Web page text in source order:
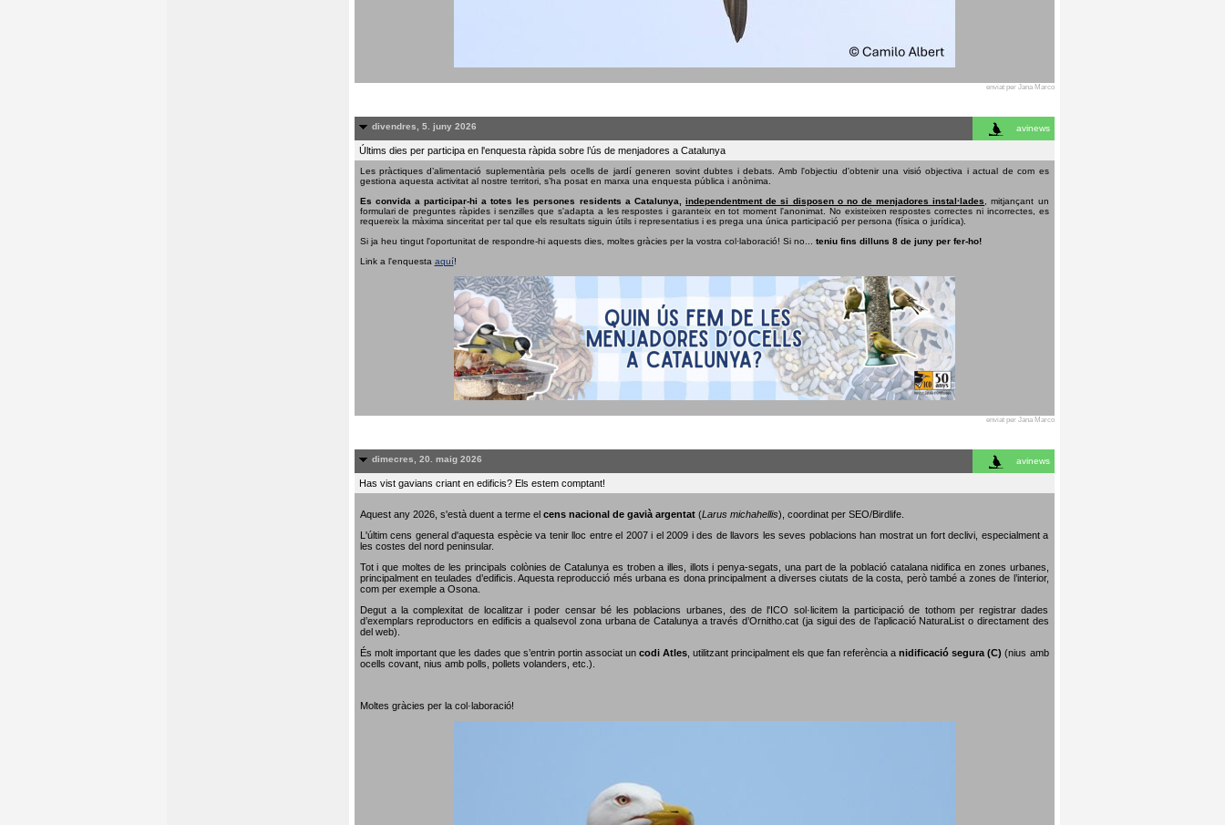
enviat per Jana Marco
divendres, 5. juny 2026 avinews
Últims dies per participa en l'enquesta ràpida sobre l’ús de menjadores a Catalunya
Les pràctiques d’alimentació suplementària pels ocells de jardí generen sovint dubtes i debats. Amb l'objectiu d'obtenir una visió objectiva i actual de com es
gestiona aquesta activitat al nostre territori, s’ha posat en marxa una enquesta pública i anònima.
Es convida a participar-hi a totes les persones residents a Catalunya,independentment de si disposen o no de menjadores instal·lades, mitjançant un
formulari de preguntes ràpides i senzilles que s'adapta a les respostes i garanteix en tot moment l'anonimat. No existeixen respostes correctes ni incorrectes, es
requereix la màxima sinceritat per tal que els resultats siguin útils i representatius i es prega una única participació per persona (física o jurídica).
Si ja heu tingut l'oportunitat de respondre-hi aquests dies, moltes gràcies per la vostra col·laboració! Si no... teniu fins dilluns 8 de juny per fer-ho!
Link a l'enquesta aquí!
enviat per Jana Marco
dimecres, 20. maig 2026 avinews
Has vist gavians criant en edificis? Els estem comptant!
Aquest any 2026, s'està duent a terme el cens nacional de gavià argentat(Larus michahellis), coordinat per SEO/Birdlife.
L'últim cens general d'aquesta espècie va tenir lloc entre el 2007 i el 2009 i des de llavors les seves poblacions han mostrat un fort declivi, especialment a
les costes del nord peninsular.
Tot i que moltes de les principals colònies de Catalunya es troben a illes, illots i penya-segats, una part de la població catalana nidifica en zones urbanes,
principalment en teulades d’edificis. Aquesta reproducció més urbana es dona principalment a diverses ciutats de la costa, però també a zones de l’interior,
com per exemple a Osona.
Degut a la complexitat de localitzar i poder censar bé les poblacions urbanes, des de l'ICO sol·licitem la participació de tothom per registrar dades
d’exemplars reproductors en edificis a qualsevol zona urbana de Catalunya a través d’Ornitho.cat (ja sigui des de l’aplicació NaturaList o directament des
del web).
És molt important que les dades que s’entrin portin associat un codi Atles , utilitzant principalment els que fan referència anidificació segura (C) (nius amb
ocells covant, nius amb polls, pollets volanders, etc.).
Moltes gràcies per la col·laboració!